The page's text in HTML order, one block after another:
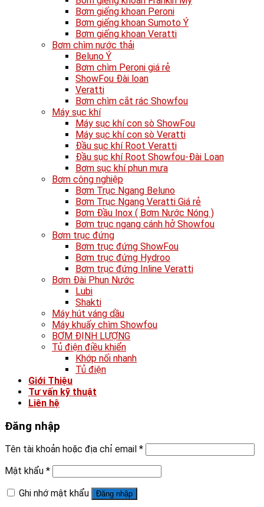
Bơm giếng khoan Peroni
Bơm giếng khoan Sumoto Ý
Bơm giếng khoan Veratti
Bơm chìm nước thải
Beluno Ý
Bơm chìm Peroni giá rẻ
ShowFou Đài loan
Veratti
Bơm chìm cắt rác Showfou
Máy sục khí
Máy sục khí con sò ShowFou
Máy sục khí con sò Veratti
Đầu sục khí Root Veratti
Đầu sục khí Root Showfou-Đài Loan
Bơm sục khí phun mưa
Bơm công nghiệp
Bơm Trục Ngang Beluno
Bơm Trục Ngang Veratti Giá rẻ
Bơm Đầu Inox ( Bơm Nước Nóng )
Bơm trục ngang cánh hở Showfou
Bơm trục đứng
Bơm trục đứng ShowFou
Bơm trục đứng Hydroo
Bơm trục đứng Inline Veratti
Bơm Đài Phun Nước
Lubi
Shakti
Máy hút váng dầu
Máy khuấy chìm Showfou
BƠM ĐỊNH LƯỢNG
Tủ điện điều khiển
Khớp nối nhanh
Tủ điện
Giới Thiệu
Tư vấn kỹ thuật
Liên hệ
Đăng nhập
Tên tài khoản hoặc địa chỉ email *
Mật khẩu *
Ghi nhớ mật khẩu
Đăng nhập